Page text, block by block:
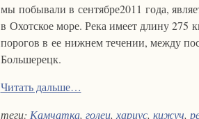
мы побывали в сентябре2011 года,
в Охотское море. Река имеет длину 275
порогов в ее нижнем течении, между
Большерецк.
Читать дальше…
теги: Камчатка, голец, хариус, кижуч,